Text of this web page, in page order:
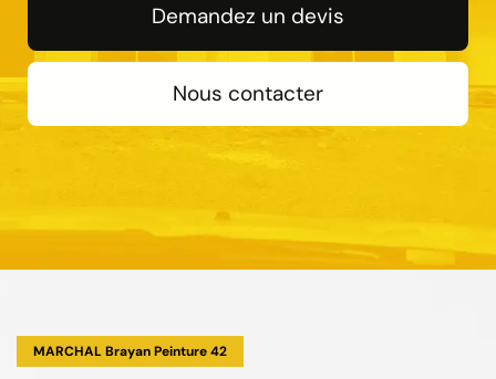
Demandez un devis
Nous contacter
MARCHAL Brayan Peinture 42